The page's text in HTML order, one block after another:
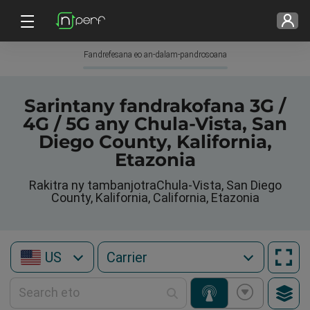
Fandrefesana eo an-dalam-pandrosoana
Sarintany fandrakofana 3G /
4G / 5G any Chula-Vista, San
Diego County, Kalifornia,
Etazonia
Rakitra ny tambanjotraChula-Vista, San Diego
County, Kalifornia, California, Etazonia
US